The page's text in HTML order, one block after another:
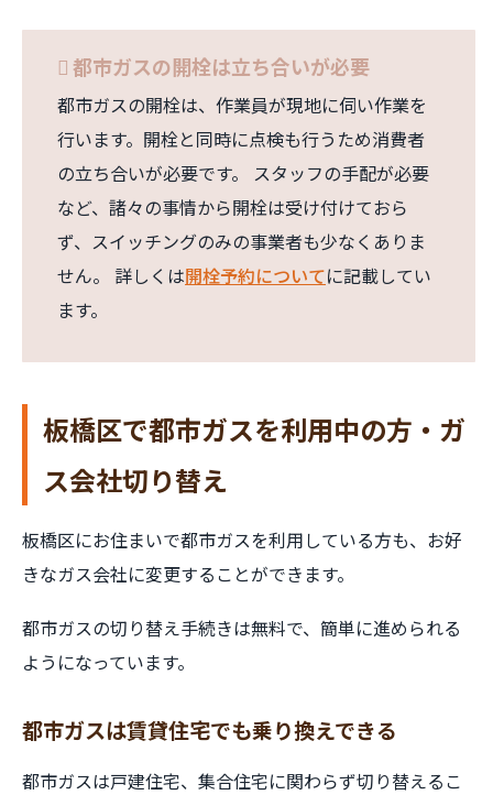
都市ガスの開栓は立ち合いが必要
都市ガスの開栓は、作業員が現地に伺い作業を
行います。開栓と同時に点検も行うため消費者
の立ち合いが必要です。 スタッフの手配が必要
など、諸々の事情から開栓は受け付けておら
ず、スイッチングのみの事業者も少なくありま
せん。 詳しくは開栓予約についてに記載してい
ます。
板橋区で都市ガスを利用中の方・ガ
ス会社切り替え
板橋区にお住まいで都市ガスを利用している方も、お好
きなガス会社に変更することができます。
都市ガスの切り替え手続きは無料で、簡単に進められる
ようになっています。
都市ガスは賃貸住宅でも乗り換えできる
都市ガスは戸建住宅、集合住宅に関わらず切り替えるこ